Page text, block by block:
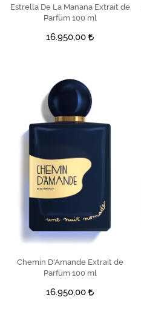
SEPETE EKLE
Estrella De La Manana Extrait de
Parfüm 100 ml
16.950,00
SEPETE EKLE
Chemin D'Amande Extrait de
Parfüm 100 ml
16.950,00